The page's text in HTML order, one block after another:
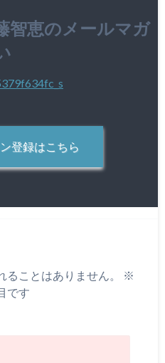
智恵のメールマガ
登録はこちら
ることはありません。
※
です